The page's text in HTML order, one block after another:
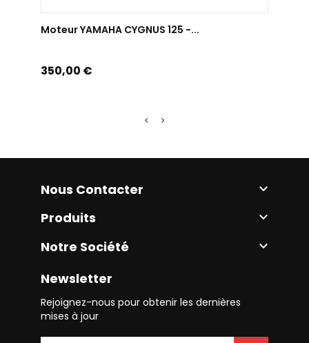
Moteur YAMAHA CYGNUS 125 -...
Prix
350,00 €
Nous Contacter 
Produits 
Notre Société 
Newsletter
Rejoignez-nous pour obtenir les dernières
mises à jour